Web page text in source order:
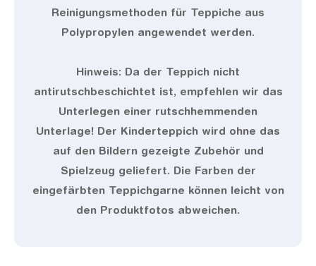
Reinigungsmethoden für Teppiche aus
Polypropylen angewendet werden.
Hinweis: Da der Teppich nicht
antirutschbeschichtet ist, empfehlen wir das
Unterlegen einer rutschhemmenden
Unterlage! Der Kinderteppich wird ohne das
auf den Bildern gezeigte Zubehör und
Spielzeug geliefert. Die Farben der
eingefärbten Teppichgarne können leicht von
den Produktfotos abweichen.